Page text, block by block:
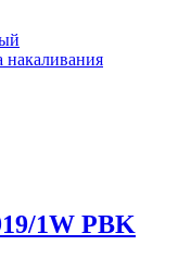
накаливания
1W PBK